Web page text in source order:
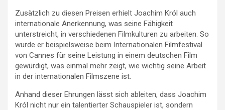
Zusätzlich zu diesen Preisen erhielt Joachim Król auch
internationale Anerkennung, was seine Fähigkeit
unterstreicht, in verschiedenen Filmkulturen zu arbeiten. So
wurde er beispielsweise beim Internationalen Filmfestival
von Cannes für seine Leistung in einem deutschen Film
gewürdigt, was einmal mehr zeigt, wie wichtig seine Arbeit
in der internationalen Filmszene ist.
Anhand dieser Ehrungen lässt sich ableiten, dass Joachim
Król nicht nur ein talentierter Schauspieler ist, sondern